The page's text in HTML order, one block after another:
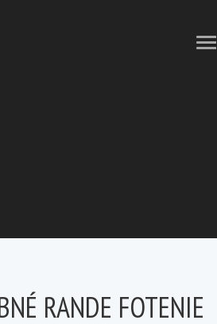
RANDE FOTENIE